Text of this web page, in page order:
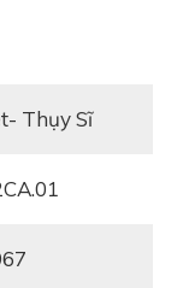
Thụy Sĩ